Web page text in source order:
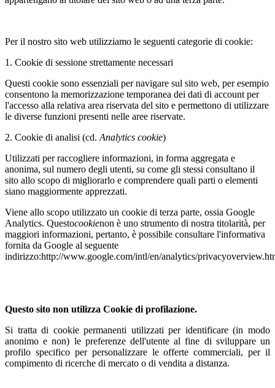
Per il nostro sito web utilizziamo le seguenti categorie di cookie:
1. Cookie di sessione strettamente necessari
Questi cookie sono essenziali per navigare sul sito web, per esempio
consentono la memorizzazione temporanea dei dati di account per
l'accesso alla relativa area riservata del sito e permettono di utilizzare
le diverse funzioni presenti nelle aree riservate.
2. Cookie di analisi (cd. Analytics cookie)
Utilizzati per raccogliere informazioni, in forma aggregata e
anonima, sul numero degli utenti, su come gli stessi consultano il
sito allo scopo di migliorarlo e comprendere quali parti o elementi
siano maggiormente apprezzati.
Viene allo scopo utilizzato un cookie di terza parte, ossia Google
Analytics. Questocookienon è uno strumento di nostra titolarità, per
maggiori informazioni, pertanto, è possibile consultare l'informativa
fornita da Google al seguente
indirizzo:http://www.google.com/intl/en/analytics/
Questo sito non utilizza Cookie di profilazione.
Si tratta di cookie permanenti utilizzati per identificare (in modo
anonimo e non) le preferenze dell'utente al fine di sviluppare un
profilo specifico per personalizzare le offerte commerciali, per il
compimento di ricerche di mercato o di vendita a distanza.